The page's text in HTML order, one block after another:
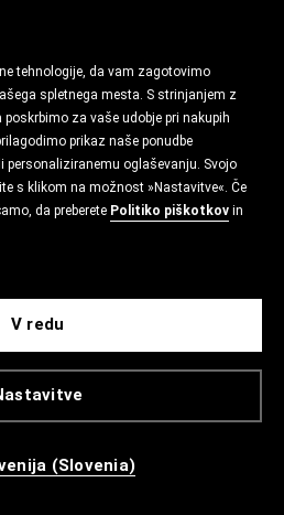
tehnologije, da vam zagotovimo
spletnega mesta. S strinjanjem z
za vaše udobje pri nakupih
prikaz naše ponudbe
personaliziranemu oglaševanju. Svojo
s klikom na možnost »Nastavitve«. Če
da preberete Politiko piškotkov in
V redu
(Slovenia)